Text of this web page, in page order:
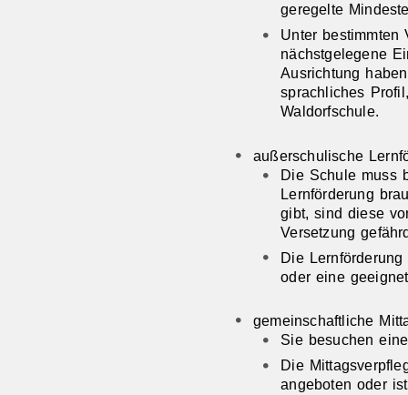
geregelte
Unter bestimmten
nächstgelegene
Ausrichtung
sprachliches
Waldorfschule.
außerschulische
Die Schule muss
Lernförderung
gibt, sind diese
Versetzung
Die
oder eine
gemeinschaftliche
Sie besuchen
Die
angeboten oder